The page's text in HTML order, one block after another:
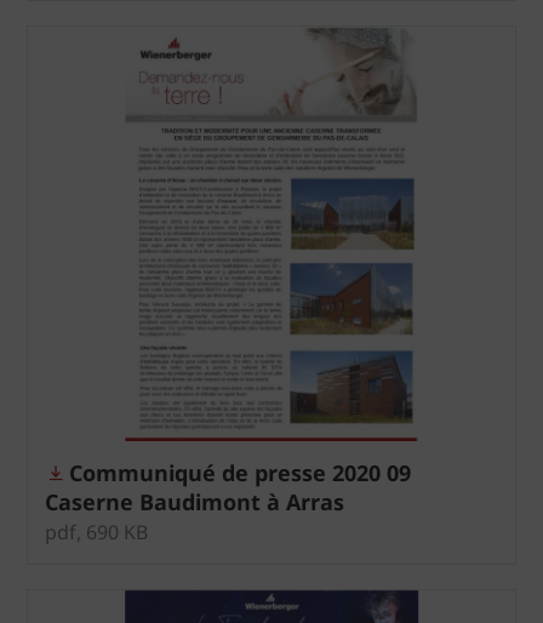
Communiqué de presse 2020 09
Caserne Baudimont à Arras
pdf, 690 KB